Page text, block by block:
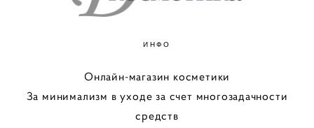
ИНФО
Онлайн-магазин косметики
За минимализм в уходе за счет многозадачности
средств